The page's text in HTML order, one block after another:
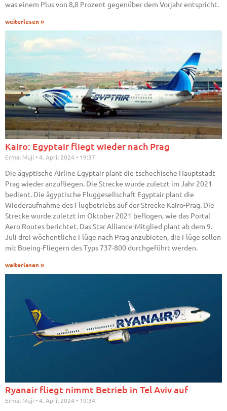
was einem Plus von 8,8 Prozent gegenüber dem Vorjahr entspricht.
weiterlesen »
Kairo: Egyptair fliegt wieder nach Prag
Ermal Muji 4. April 2024 19:37
Die ägyptische Airline Egyptair plant die tschechische Hauptstadt
Prag wieder anzufliegen. Die Strecke wurde zuletzt im Jahr 2021
bedient. Die ägyptische Fluggesellschaft Egyptair plant die
Wiederaufnahme des Flugbetriebs auf der Strecke Kairo-Prag. Die
Strecke wurde zuletzt im Oktober 2021 beflogen, wie das Portal
Aero Routes berichtet. Das Star Alliance-Mitglied plant ab dem 9.
Juli drei wöchentliche Flüge nach Prag anzubieten, die Flüge sollen
mit Boeing-Fliegern des Typs 737-800 durchgeführt werden.
weiterlesen »
Ryanair fliegt nimmt Betrieb in Tel Aviv auf
Ermal Muji 4. April 2024 19:34